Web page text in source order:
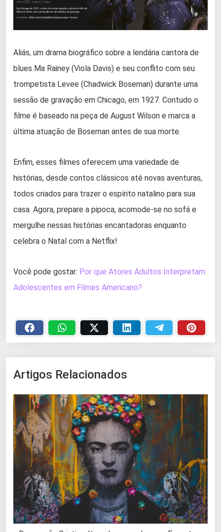
Aliás, um drama biográfico sobre a lendária cantora de
blues Ma Rainey (Viola Davis) e seu conflito com seu
trompetista Levee (Chadwick Boseman) durante uma
sessão de gravação em Chicago, em 1927. Contudo o
filme é baseado na peça de August Wilson e marca a
última atuação de Boseman antes de sua morte.
Enfim, esses filmes oferecem uma variedade de
histórias, desde contos clássicos até novas aventuras,
todos criados para trazer o espírito natalino para sua
casa. Agora, prepare a pipoca, acomode-se no sofá e
mergulhe nessas histórias encantadoras enquanto
celebra o Natal com a Netflix!
Você pode gostar: Por que Atores Adultos Interpretam
Adolescentes em Filmes Americano?
Artigos Relacionados